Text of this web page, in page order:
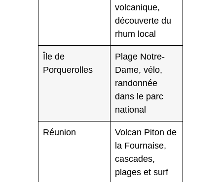
volcanique,
découverte du
rhum local
Île de
Porquerolles
Plage Notre-
Dame, vélo,
randonnée
dans le parc
national
Réunion
Volcan Piton de
la Fournaise,
cascades,
plages et surf